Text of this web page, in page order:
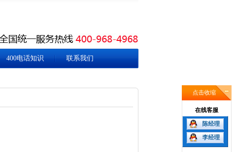
400电话知识 联系我们
点击收缩
在线客服
陈经理
李经理